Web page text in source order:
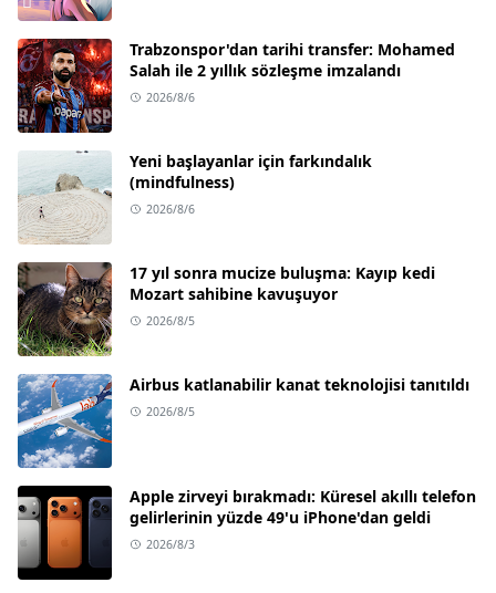
Trabzonspor'dan tarihi transfer: Mohamed
Salah ile 2 yıllık sözleşme imzalandı
2026/8/6
Yeni başlayanlar için farkındalık
(mindfulness)
2026/8/6
17 yıl sonra mucize buluşma: Kayıp kedi
Mozart sahibine kavuşuyor
2026/8/5
Airbus katlanabilir kanat teknolojisi tanıtıldı
2026/8/5
Apple zirveyi bırakmadı: Küresel akıllı telefon
gelirlerinin yüzde 49'u iPhone'dan geldi
2026/8/3